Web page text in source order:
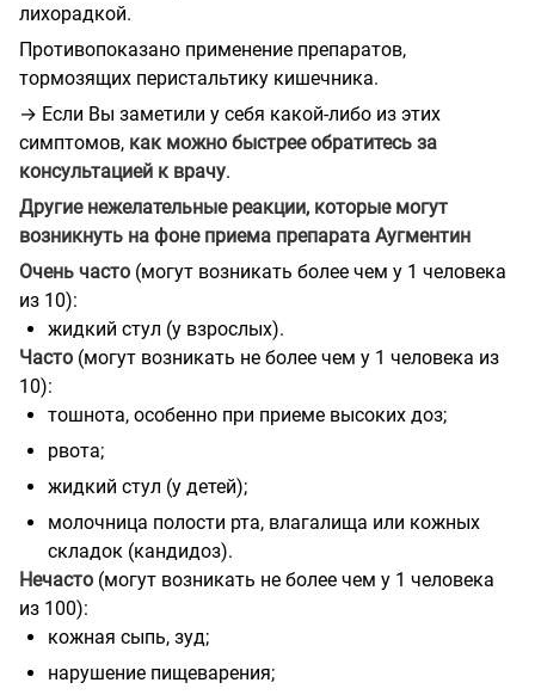
лихорадкой.
Противопоказано применение препаратов,
тормозящих перистальтику кишечника.
→ Если Вы заметили у себя какой-либо из этих
симптомов, как можно быстрее обратитесь за
консультацией к врачу.
Другие нежелательные реакции, которые могут
возникнуть на фоне приема препарата Аугментин
Очень часто (могут возникать более чем у 1 человека
из 10):
жидкий стул (у взрослых).
Часто (могут возникать не более чем у 1 человека из
10):
тошнота, особенно при приеме высоких доз;
рвота;
жидкий стул (у детей);
молочница полости рта, влагалища или кожных
складок (кандидоз).
Нечасто (могут возникать не более чем у 1 человека
из 100):
кожная сыпь, зуд;
нарушение пищеварения;